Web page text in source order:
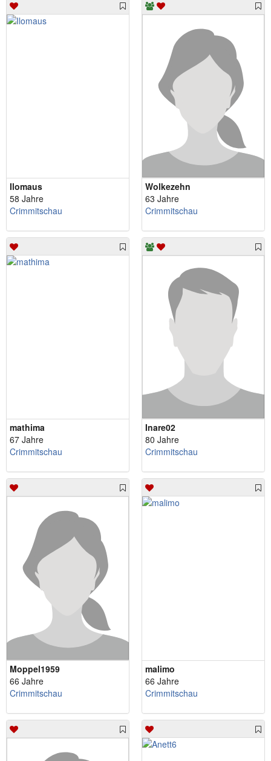
Ilomaus
58 Jahre
Crimmitschau
Wolkezehn
63 Jahre
Crimmitschau
mathima
67 Jahre
Crimmitschau
Inare02
80 Jahre
Crimmitschau
Moppel1959
66 Jahre
Crimmitschau
malimo
66 Jahre
Crimmitschau